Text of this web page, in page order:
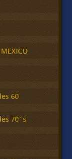
60
70´s